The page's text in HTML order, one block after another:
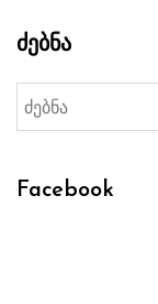
ძებნა
Facebook